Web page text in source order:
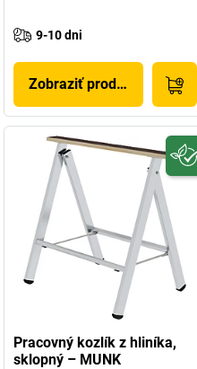
9-10 dni
Zobraziť produkt
Pracovný kozlík z hliníka,
sklopný – MUNK